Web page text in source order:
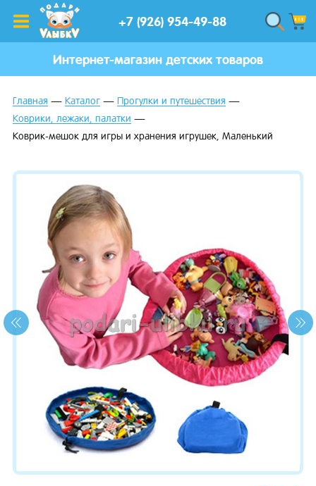
+7 (926) 954-49-88
Интернет-магазин детских товаров
Главная Каталог
Прогулки и путешествия
Коврики, лежаки, палатки
Коврик-мешок для игры и хранения игрушек, Маленький